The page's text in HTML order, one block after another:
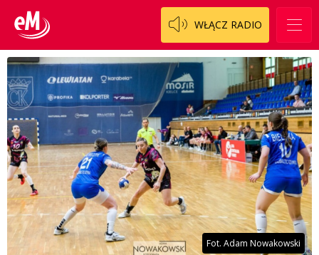
WŁĄCZ RADIO
Fot. Adam Nowakowski